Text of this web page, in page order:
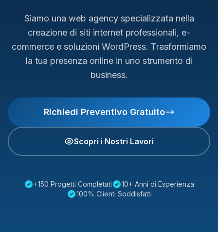
Siamo una web agency specializzata nella
creazione di siti internet professionali, e-
commerce e soluzioni WordPress. Trasformiamo
la tua presenza online in uno strumento di
business.
Richiedi Preventivo Gratuito
Scopri i Nostri Lavori
+150 Progetti Completati
10+ Anni di Esperienza
100% Clienti Soddisfatti